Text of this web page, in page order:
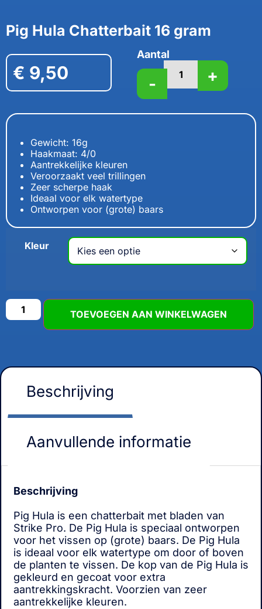
Pig Hula Chatterbait 16 gram
€ 9,50
Aantal
- +
Gewicht: 16g
Haakmaat: 4/0
Aantrekkelijke kleuren
Veroorzaakt veel trillingen
Zeer scherpe haak
Ideaal voor elk watertype
Ontworpen voor (grote) baars
Kleur
TOEVOEGEN AAN WINKELWAGEN
Beschrijving
Aanvullende informatie
Beschrijving
Pig Hula is een chatterbait met bladen van
Strike Pro. De Pig Hula is speciaal ontworpen
voor het vissen op (grote) baars. De Pig Hula
is ideaal voor elk watertype om door of boven
de planten te vissen. De kop van de Pig Hula is
gekleurd en gecoat voor extra
aantrekkingskracht. Voorzien van zeer
aantrekkelijke kleuren.